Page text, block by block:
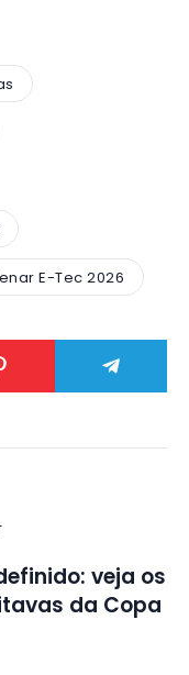
E-Tec 2026
veja os
da Copa